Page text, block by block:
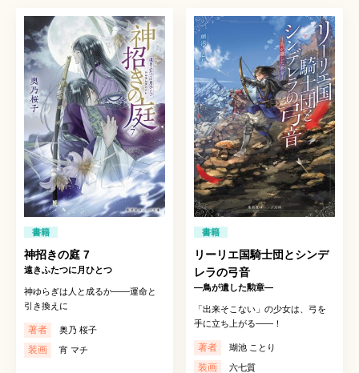
書籍
神招きの庭 7
遠きふたつに月ひとつ
神ゆらぎは人と成るか——運命と
引き換えに
著者 奥乃 桜子
装画 宵 マチ
書籍
リーリエ国騎士団とシンデ
レラの弓音
―鳥が遺した勲章―
「出来そこない」の少女は、弓を
手に立ち上がる――！
著者 瑚池 ことり
装画 六七質